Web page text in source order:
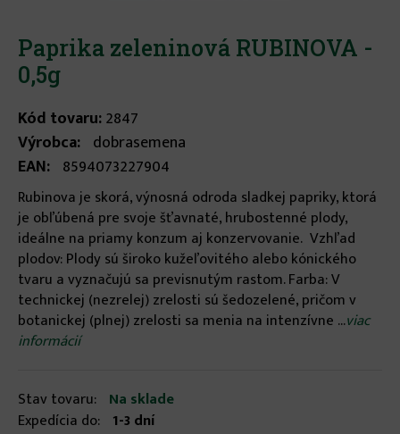
Paprika zeleninová RUBINOVA -
0,5g
Kód tovaru:2847
Výrobca: dobrasemena
EAN: 8594073227904
Rubinova je skorá, výnosná odroda sladkej papriky, ktorá
je obľúbená pre svoje šťavnaté, hrubostenné plody,
ideálne na priamy konzum aj konzervovanie. Vzhľad
plodov: Plody sú široko kužeľovitého alebo kónického
tvaru a vyznačujú sa previsnutým rastom. Farba: V
technickej (nezrelej) zrelosti sú šedozelené, pričom v
botanickej (plnej) zrelosti sa menia na intenzívne ...viac
informácií
Stav tovaru: Na sklade
Expedícia do: 1-3 dní